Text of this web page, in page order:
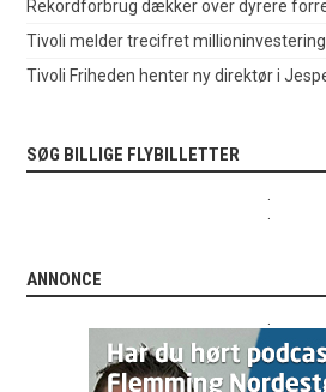
Rekordforbrug dækker over dyrere
Tivoli melder trecifret
Tivoli Friheden henter ny direktør i
SØG BILLIGE FLYBILLETTER
ANNONCE